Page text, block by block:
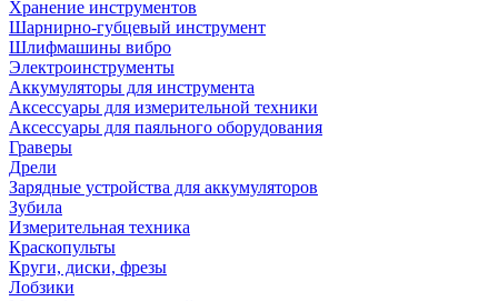
Хранение инструментов
Шарнирно-губцевый инструмент
Шлифмашины вибро
Электроинструменты
Аккумуляторы для инструмента
Аксессуары для измерительной техники
Аксессуары для паяльного оборудования
Граверы
Дрели
Зарядные устройства для аккумуляторов
Зубила
Измерительная техника
Краскопульты
Круги, диски, фрезы
Лобзики